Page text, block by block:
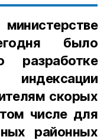
было
разработке
скорых
числе для
районных